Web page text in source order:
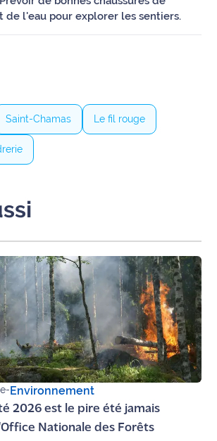
de l'eau pour explorer les sentiers.
Saint-Chamas Le fil rouge
- Environnement
2026 est le pire été jamais
Nationale des Forêts